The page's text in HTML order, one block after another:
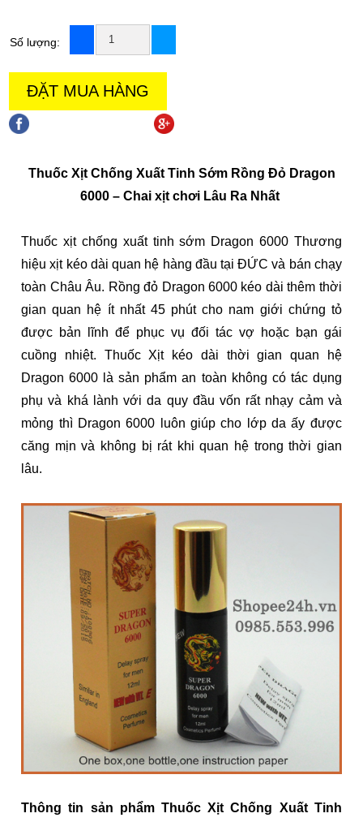
Số lượng:
ĐẶT MUA HÀNG
Thuốc Xịt Chống Xuất Tinh Sớm Rồng Đỏ Dragon
6000 – Chai xịt chơi Lâu Ra Nhất
Thuốc xịt chống xuất tinh sớm Dragon 6000 Thương
hiệu xịt kéo dài quan hệ hàng đầu tại ĐỨC và bán chạy
toàn Châu Âu. Rồng đỏ Dragon 6000 kéo dài thêm thời
gian quan hệ ít nhất 45 phút cho nam giới chứng tỏ
được bản lĩnh để phục vụ đối tác vợ hoặc bạn gái
cuồng nhiệt. Thuốc Xịt kéo dài thời gian quan hệ
Dragon 6000 là sản phẩm an toàn không có tác dụng
phụ và khá lành với da quy đầu vốn rất nhạy cảm và
mỏng thì Dragon 6000 luôn giúp cho lớp da ấy được
căng mịn và không bị rát khi quan hệ trong thời gian
lâu.
Thông tin sản phẩm Thuốc Xịt Chống Xuất Tinh